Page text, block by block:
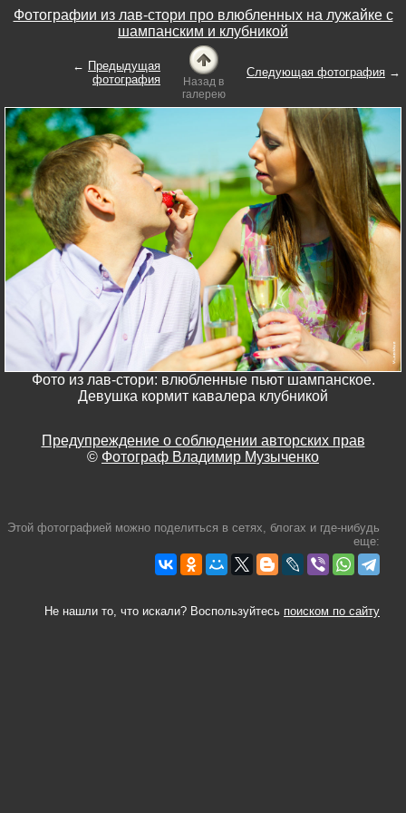
Фотографии из лав-стори про влюбленных на лужайке с
шампанским и клубникой
← Предыдущая
фотография
Назад в
галерею
Следующая фотография →
Фото из лав-стори: влюбленные пьют шампанское.
Девушка кормит кавалера клубникой
Предупреждение о соблюдении авторских прав
© Фотограф Владимир Музыченко
Этой фотографией можно поделиться в сетях, блогах и где-нибудь
еще:
Не нашли то, что искали? Воспользуйтесь поиском по сайту